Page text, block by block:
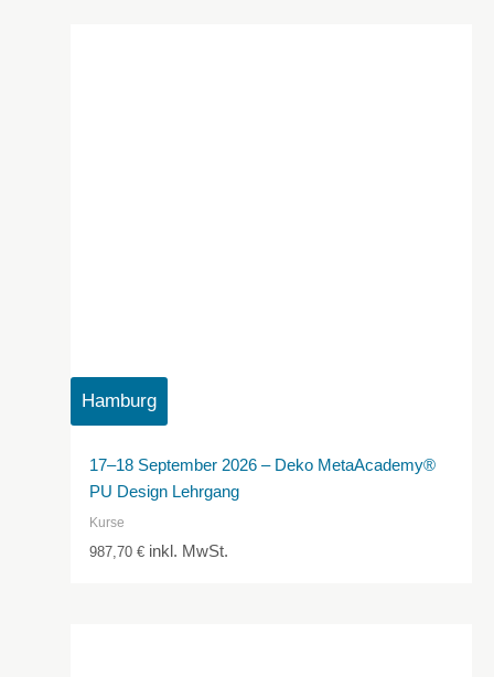
Hamburg
17–18 September 2026 – Deko MetaAcademy®
PU Design Lehrgang
Kurse
987,70€ inkl. MwSt.